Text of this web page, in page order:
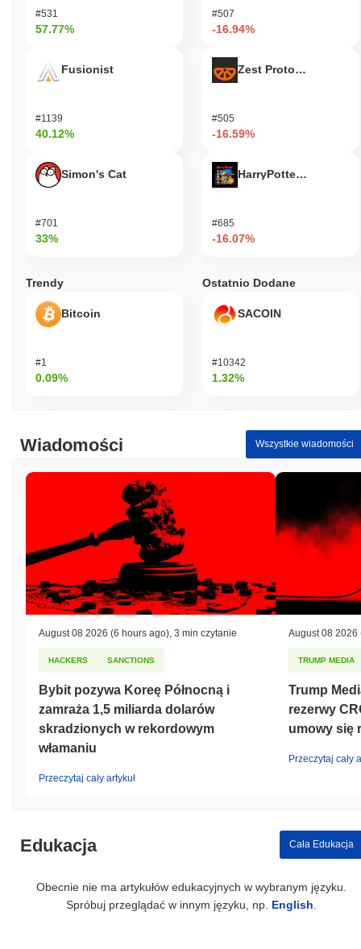
#531
57.77%
Fusionist
#1139
40.12%
Simon's Cat
#701
33%
#507
-16.94%
Zest Protocol
#505
-16.59%
#685
-16.07%
Trendy
Bitcoin
#1
0.09%
Ostatnio Dodane
SACOIN
#10342
1.32%
Wiadomości Wszystkie wiadomości
August 08 2026 (6 hours ago) 3 min czytanie
HACKERS SANCTIONS
Bybit pozywa Koreę Północną i
zamraża 1,5 miliarda dolarów
skradzionych w rekordowym
włamaniu
Przeczytaj cały artykuł
August 08 2026
TRUMP MEDIA
Trump
rezerwy
umowy się
Przeczytaj cały
Edukacja Cała Edukacja
Obecnie nie ma artykułów edukacyjnych w wybranym języku.
Spróbuj przeglądać w innym języku, np. English